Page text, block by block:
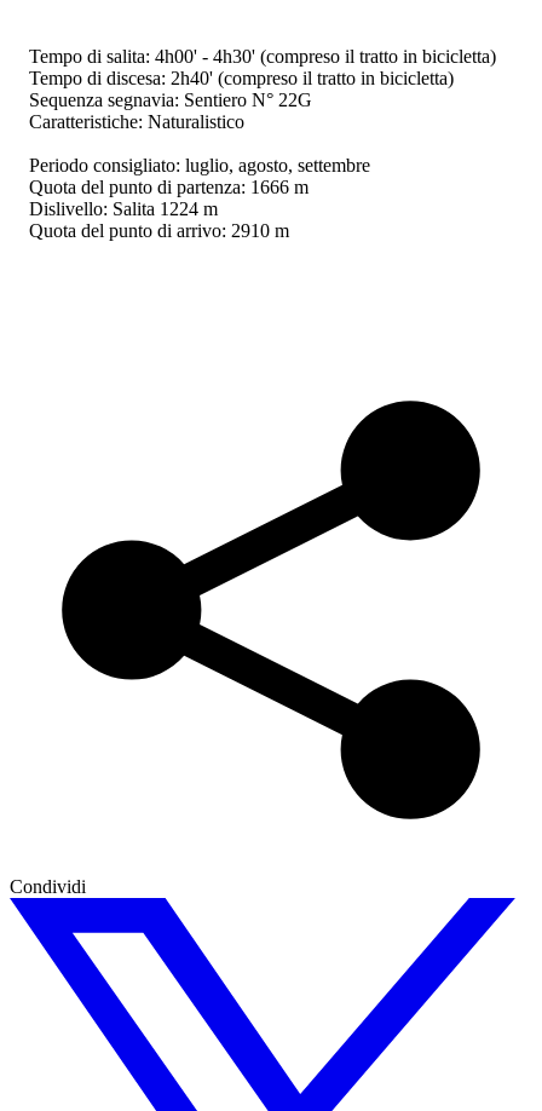
Tempo di salita: 4h00' - 4h30' (compreso il tratto in bicicletta)
Tempo di discesa: 2h40' (compreso il tratto in bicicletta)
Sequenza segnavia: Sentiero N° 22G
Caratteristiche: Naturalistico
Periodo consigliato: luglio, agosto, settembre
Quota del punto di partenza: 1666 m
Dislivello: Salita 1224 m
Quota del punto di arrivo: 2910 m
Condividi